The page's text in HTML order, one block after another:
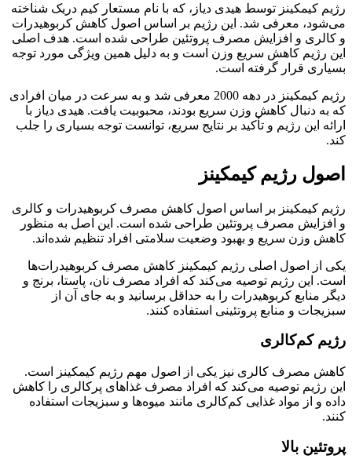
رژیم کیمکینز توسط هیدی دیاز، که با نام مستعار کیم دریک شناخته
می‌شود، معرفی شد. این رژیم بر اساس اصول کاهش کربوهیدرات
و کالری و افزایش مصرف پروتئین طراحی شده است. هدف اصلی
این رژیم کاهش سریع وزن است و به دلیل همین ویژگی مورد توجه
بسیاری قرار گرفته است.
رژیم کیمکینز در دهه 2000 معرفی شد و به سرعت در میان افرادی
که به دنبال کاهش وزن سریع بودند، محبوبیت یافت. هیدی دیاز با
ارائه این رژیم و تأکید بر نتایج سریع، توانست توجه بسیاری را جلب
کند.
اصول رژیم کیمکینز
رژیم کیمکینز بر اساس اصول کاهش مصرف کربوهیدرات و کالری
و افزایش مصرف پروتئین طراحی شده است. این اصل به منظور
کاهش وزن سریع و بهبود وضعیت سلامتی افراد تنظیم شده‌اند.
یکی از اصول اصلی رژیم کیمکینز کاهش مصرف کربوهیدرات‌ها
است. این رژیم توصیه می‌کند که افراد مصرف نان، پاستا، برنج و
دیگر منابع کربوهیدرات را به حداقل برسانید و به جای آن از
سبزیجات و منابع پروتئینی استفاده کنند.
رژیم کم‌کالری
کاهش مصرف کالری نیز یکی از اصول مهم رژیم کیمکینز است.
این رژیم توصیه می‌کند که افراد مصرف غذاهای پرکالری را کاهش
داده و از مواد غذایی کم‌کالری مانند میوه‌ها و سبزیجات استفاده
کنند.
پروتئین بالا